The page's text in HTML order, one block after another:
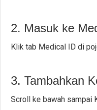
2. Masuk ke
Klik tab Medical ID di
3. Tambahkan
Scroll ke bawah sampai